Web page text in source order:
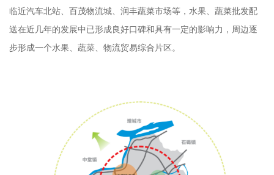
临近汽车北站、百茂物流城、润丰蔬菜市场等，水果、蔬菜批发配
送在近几年的发展中已形成良好口碑和具有一定的影响力，周边逐
步形成一个水果、蔬菜、物流贸易综合片区。